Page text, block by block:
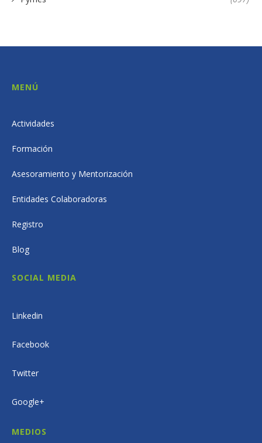
MENÚ
Actividades
Formación
Asesoramiento y Mentorización
Entidades Colaboradoras
Registro
Blog
SOCIAL MEDIA
Linkedin
Facebook
Twitter
Google+
MEDIOS